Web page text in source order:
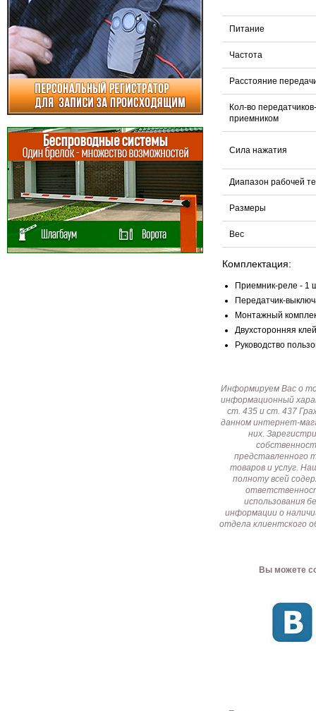
Питание
Частота
Расстояние
Кол-во
приемником
Сила нажатия
Диапазон рабочей
Размеры
Вес
Комплектация:
Приемник-реле - 1
Передатчик-
Монтажный
Двухсторонняя
Руководство
Информируем Вас о
информационный
ст. 435 и ст. 437
данном интернет-
них.
представленного
товаров и услуг.
полноту всей
использования
информации о
отдела клиентского
Вы можете